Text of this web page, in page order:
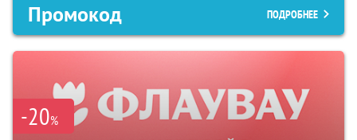
Промокод ПОДРОБНЕЕ
-20%